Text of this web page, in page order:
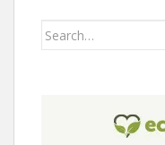
Search